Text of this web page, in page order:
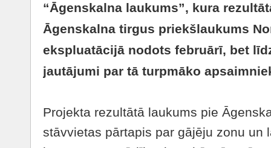
“Āgenskalna laukums”, kura
Āgenskalna tirgus priekšlaukums
ekspluatācijā nodots februārī, bet
jautājumi par tā turpmāko
Projekta rezultātā laukums pie
stāvvietas pārtapis par gājēju zonu un